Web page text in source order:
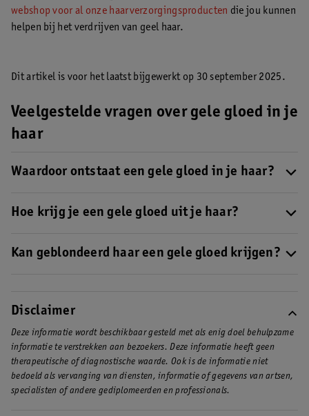
webshop voor al onze haarverzorgingsproducten die jou kunnen
helpen bij het verdrijven van geel haar.
Dit artikel is voor het laatst bijgewerkt op 30 september 2025.
Veelgestelde vragen over gele gloed in je
haar
Waardoor ontstaat een gele gloed in je haar?
bijvoorbeeld door zonlicht of zwemmen in water met chloor. In
tegen kunt doen!
Hoe krijg je een gele gloed uit je haar?
door het gebruik van een zilvershampoo of een haartoner.
kapper. Bij beide manieren worden ongewenste gele tinten in je
Kan geblondeerd haar een gele gloed krijgen?
terugkomen. Ook kan het ontstaan doordat je de haarverf te kort
in je haar hebt laten zitten. In onze
BLOG
lees je nog meer over
het tegengaan van deze gelige gloed.
Disclaimer
Deze informatie wordt beschikbaar gesteld met als enig doel behulpzame
informatie te verstrekken aan bezoekers. Deze informatie heeft geen
therapeutische of diagnostische waarde. Ook is de informatie niet
bedoeld als vervanging van diensten, informatie of gegevens van artsen,
specialisten of andere gediplomeerden en professionals.